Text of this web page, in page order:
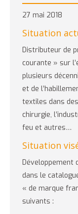
27 mai 2018
Situation
Distributeur de
courante » sur
plusieurs
et de
textiles dans
chirurgie,
feu et autres…
Situation
Développement
dans le
« de marque
suivants :